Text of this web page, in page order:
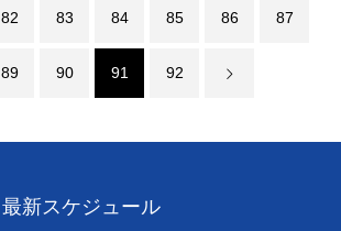
82 83 84 85 86 87
89 90 91 92
最新スケジュール